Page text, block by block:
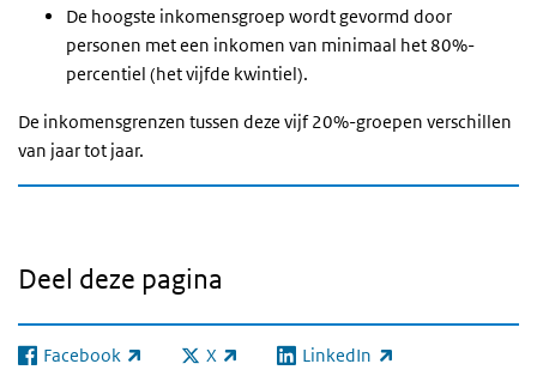
De hoogste inkomensgroep wordt gevormd door
personen met een inkomen van minimaal het 80%-
percentiel (het vijfde kwintiel).
De inkomensgrenzen tussen deze vijf 20%-groepen verschillen
van jaar tot jaar.
Deel deze pagina
Facebook
(externe link) X
(externe link) LinkedIn
(externe link)